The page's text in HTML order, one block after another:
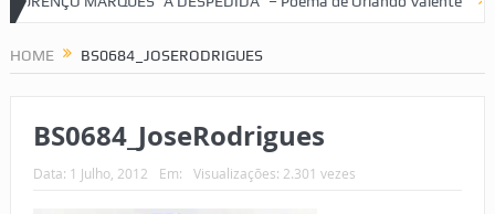
HOME BS0684_JOSERODRIGUES
BS0684_JoseRodrigues
Data: 1 Julho, 2012 Em: Visualizações: 2.301 vezes